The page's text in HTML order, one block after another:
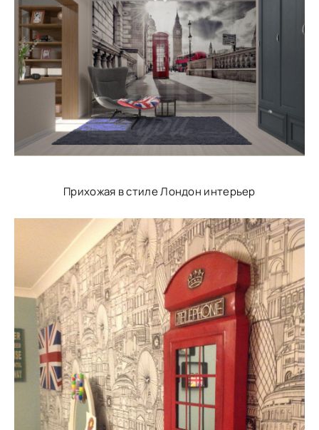
Прихожая в стиле Лондон интерьер